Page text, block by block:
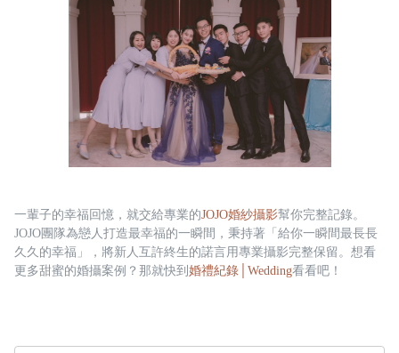
一輩子的幸福回憶，就交給專業的JOJO婚紗攝影幫你完整記錄。
JOJO團隊為戀人打造最幸福的一瞬間，秉持著「給你一瞬間最長長
久久的幸福」，將新人互許終生的諾言用專業攝影完整保留。想看
更多甜蜜的婚攝案例？那就快到 婚禮紀錄│Wedding看看吧！